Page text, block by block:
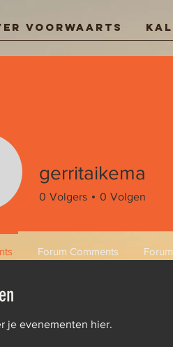
Voorwaarts
je evenementen hier.
gerritaikema
0 Volgers 0 Volgen
Forum Comments